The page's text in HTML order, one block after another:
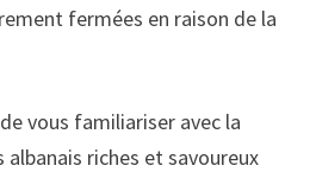
fermées en raison de la
vous familiariser avec la
albanais riches et savoureux